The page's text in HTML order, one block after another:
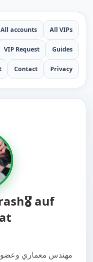
All accounts All VIPs
VIP Request Guides
Contact Privacy
مهندس معماري وعضو